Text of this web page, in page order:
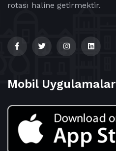
rotası haline getirmektir.
Mobil Uygulamalar